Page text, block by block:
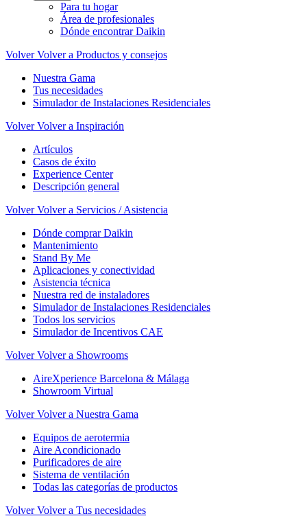
Para tu hogar
Área de profesionales
Dónde encontrar Daikin
Volver Volver a Productos y consejos
Nuestra Gama
Tus necesidades
Simulador de Instalaciones Residenciales
Volver Volver a Inspiración
Artículos
Casos de éxito
Experience Center
Descripción general
Volver Volver a Servicios / Asistencia
Dónde comprar Daikin
Mantenimiento
Stand By Me
Aplicaciones y conectividad
Asistencia técnica
Nuestra red de instaladores
Simulador de Instalaciones Residenciales
Todos los servicios
Simulador de Incentivos CAE
Volver Volver a Showrooms
AireXperience Barcelona & Málaga
Showroom Virtual
Volver Volver a Nuestra Gama
Equipos de aerotermia
Aire Acondicionado
Purificadores de aire
Sistema de ventilación
Todas las categorías de productos
Volver Volver a Tus necesidades